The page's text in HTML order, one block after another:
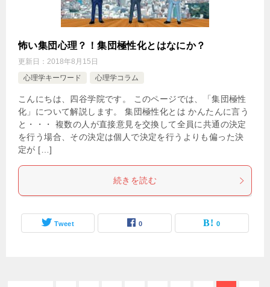
怖い集団心理？！集団極性化とはなにか？
更新日： 2018年8月15日
心理学キーワード
心理学コラム
こんにちは、四谷学院です。 このページでは、「集団極性
化」について解説します。 集団極性化とは かんたんに言う
と・・・ 複数の人が直接意見を交換して全員に共通の決定
を行う場合、その決定は個人で決定を行うよりも偏った決
定が […]
続きを読む
Tweet 0 0